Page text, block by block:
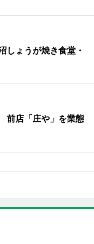
しょうが焼き食堂・
前店「庄や」を業態